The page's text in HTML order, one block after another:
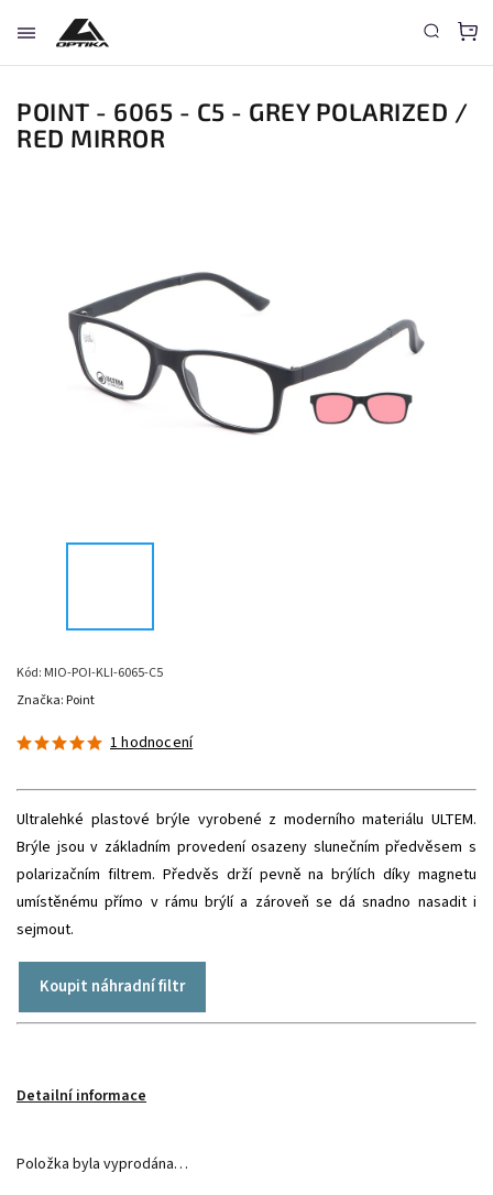
POINT - 6065 - C5 - GREY POLARIZED /
RED MIRROR
Kód: MIO-POI-KLI-6065-C5
1 hodnocení
Ultralehké plastové brýle vyrobené z moderního materiálu ULTEM.
Brýle jsou v základním provedení osazeny slunečním předvěsem s
polarizačním filtrem. Předvěs drží pevně na brýlích díky magnetu
umístěnému přímo v rámu brýlí a zároveň se dá snadno nasadit i
sejmout.
Koupit náhradní filtr
Detailní informace
Značka: Point
Položka byla vyprodána…